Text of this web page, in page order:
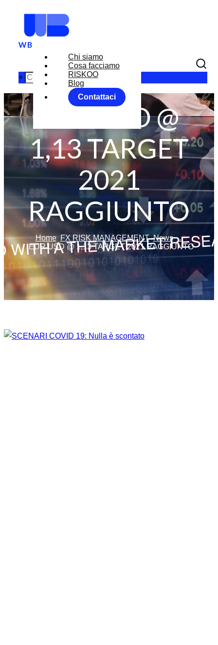
Chi siamo
Cosa facciamo
RISKOO
Blog
Contattaci
×
EUR USD @
1,13 TARGET
2021
RAGGIUNTO
Home FX RISK MANAGEMENT News ...
EUR USD @ 1,13 TARGET 2021 RAGGIUNTO